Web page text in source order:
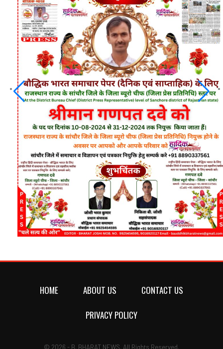
HOME ABOUT US
CONTACT US
PRIVACY POLICY
© 2026 - B. BHARAT NEWS. All Rights Reserved.